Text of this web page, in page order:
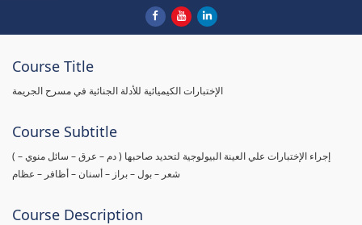
Course Title
الإختبارات الكيميائية للأدلة الجنائية في مسرح الجريمة
Course Subtitle
( إجراء الإختبارات علي العينة البيولوجية لتحديد صاحبها ( دم – عرق – سائل منوي –
شعر – بول – براز – أسنان – أظافر – عظام
Course Description